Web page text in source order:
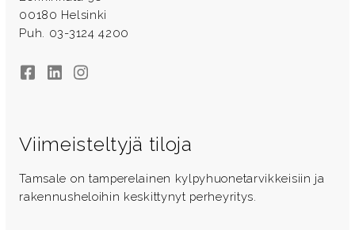
00180 Helsinki
Puh. 03-3124 4200
FacebookLinkedInInstagram
Viimeisteltyjä tiloja
Tamsale on tamperelainen kylpyhuonetarvikkeisiin ja
rakennusheloihin keskittynyt perheyritys.